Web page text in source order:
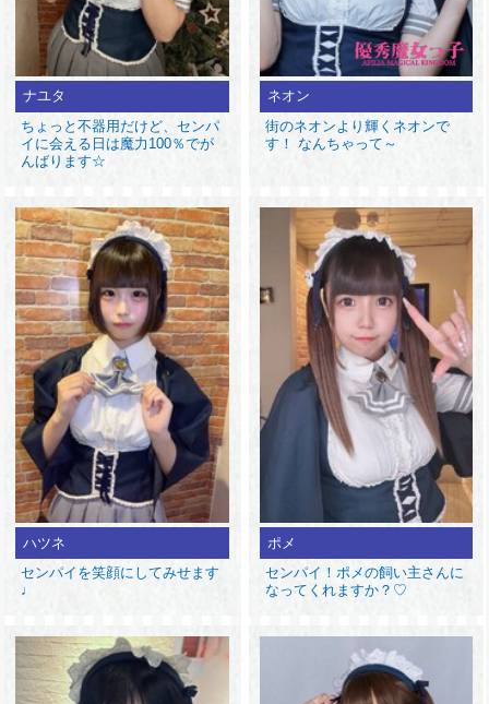
ナユタ
ちょっと不器用だけど、センパ
イに会える日は魔力100％でが
んばります☆
ネオン
街のネオンより輝くネオンで
す！ なんちゃって～
ハツネ
センパイを笑顔にしてみせます
♩
ポメ
センパイ！ポメの飼い主さんに
なってくれますか？♡